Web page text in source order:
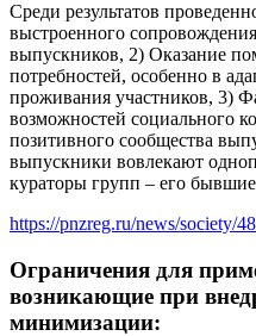
Среди результатов
выстроенного
выпускников, 2) Оказание
потребностей, особенно в
проживания участников, 3)
возможностей социального
позитивного сообщества
выпускники вовлекают
кураторы групп – его
https://pnzreg.ru/news/society/
Ограничения для
возникающие при
минимизации: